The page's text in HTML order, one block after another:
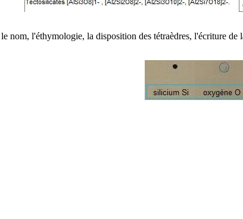
nom, l'éthymologie, la disposition des tétraèdres, l'écriture de